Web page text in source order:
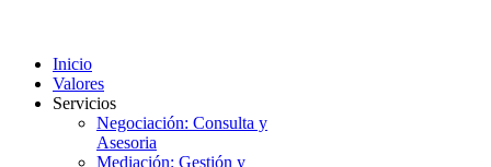
Inicio
Valores
Servicios
Negociación: Consulta y
Asesoria
Mediación: Gestión y